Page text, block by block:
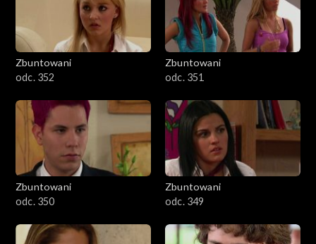
Zbuntowani
odc. 352
Zbuntowani
odc. 351
Zbuntowani
odc. 350
Zbuntowani
odc. 349